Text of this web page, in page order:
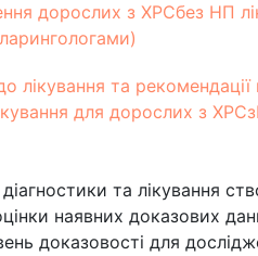
дорослих з ХРСбез НП
лікування та
для дорослих з
та лікування
наявних доказових
доказовості для